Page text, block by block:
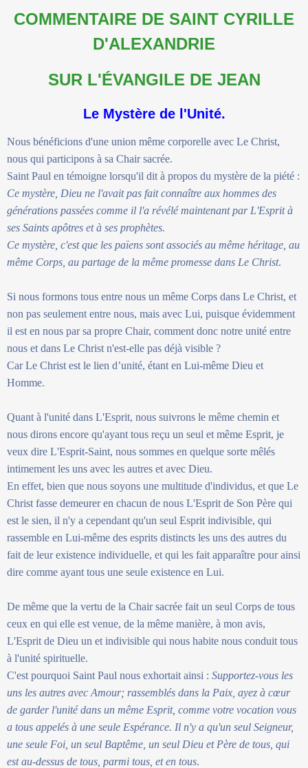
COMMENTAIRE DE SAINT CYRILLE
D'ALEXANDRIE
SUR L'ÉVANGILE DE JEAN
Le Mystère de l'Unité.
Nous bénéficions d'une union même corporelle avec Le Christ,
nous qui participons à sa Chair sacrée.
Saint Paul en témoigne lorsqu'il dit à propos du mystère de la piété :
Ce mystère, Dieu ne l'avait pas fait connaître aux hommes des
générations passées comme il l'a révélé maintenant par L'Esprit à
ses Saints apôtres et à ses prophètes.
Ce mystère, c'est que les païens sont associés au même héritage, au
même Corps, au partage de la même promesse dans Le Christ.
Si nous formons tous entre nous un même Corps dans Le Christ, et
non pas seulement entre nous, mais avec Lui, puisque évidemment
il est en nous par sa propre Chair, comment donc notre unité entre
nous et dans Le Christ n'est-elle pas déjà visible ?
Car Le Christ est le lien d’unité, étant en Lui-même Dieu et
Homme.
Quant à l'unité dans L'Esprit, nous suivrons le même chemin et
nous dirons encore qu'ayant tous reçu un seul et même Esprit, je
veux dire L'Esprit-Saint, nous sommes en quelque sorte mêlés
intimement les uns avec les autres et avec Dieu.
En effet, bien que nous soyons une multitude d'individus, et que Le
Christ fasse demeurer en chacun de nous L'Esprit de Son Père qui
est le sien, il n'y a cependant qu'un seul Esprit indivisible, qui
rassemble en Lui-même des esprits distincts les uns des autres du
fait de leur existence individuelle, et qui les fait apparaître pour ainsi
dire comme ayant tous une seule existence en Lui.
De même que la vertu de la Chair sacrée fait un seul Corps de tous
ceux en qui elle est venue, de la même manière, à mon avis,
L'Esprit de Dieu un et indivisible qui nous habite nous conduit tous
à l'unité spirituelle.
C'est pourquoi Saint Paul nous exhortait ainsi : Supportez-vous les
uns les autres avec Amour; rassemblés dans la Paix, ayez à cœur
de garder l'unité dans un même Esprit, comme votre vocation vous
a tous appelés à une seule Espérance. Il n'y a qu'un seul Seigneur,
une seule Foi, un seul Baptême, un seul Dieu et Père de tous, qui
est au-dessus de tous, parmi tous, et en tous.